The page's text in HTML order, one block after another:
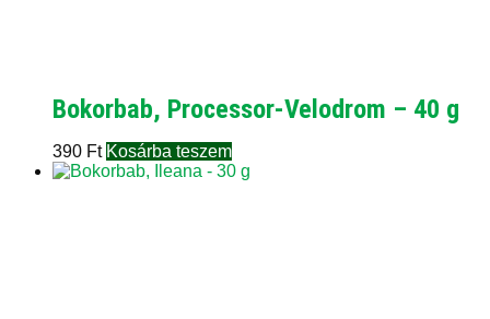
Bokorbab, Processor-Velodrom – 40 g
390 Ft Kosárba teszem